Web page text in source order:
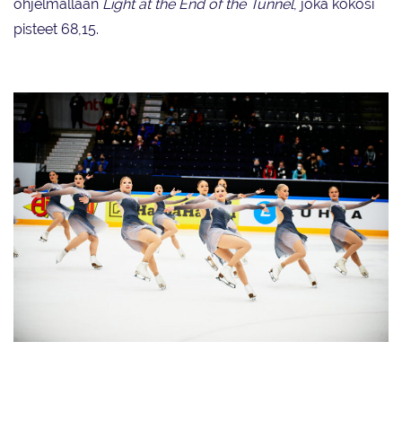
ohjelmallaan Light at the End of the Tunnel, joka kokosi
pisteet 68,15.